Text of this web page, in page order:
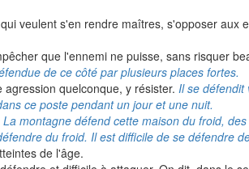
veulent s'en rendre maîtres, s'opposer aux
que l'ennemi ne puisse, sans risquer
de ce côté par plusieurs places fortes.
quelconque, y résister. Il se défendit
ce poste pendant un jour et une nuit.
La montagne défend cette maison du froid,
du froid. Il est difficile de se défendre
de l'âge.